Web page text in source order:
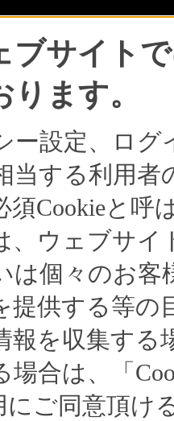
、この秋冬商戦に投入される
元の映像世界を切り拓くXシリー
ンデザインでリビングを美しく
ンテレビのEシリーズである。
での液晶テレビや液晶プロジェク
に渡り、商品企画担当者のインタ
底的に分析していく。第一回目で
るSシリーズとVシリーズについ
ブサイト
ます。
ー設定、ロ
当する利用者
須Cookieと呼
、ウェブサ
は個々のお
提供する等の
報を収集する
場合は、「
にご同意頂け